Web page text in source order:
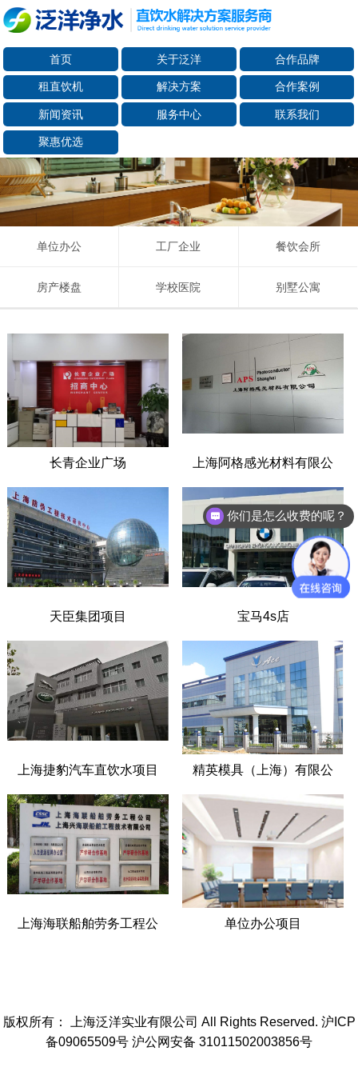
首页 关于泛洋 合作品牌
租直饮机 解决方案 合作案例
新闻资讯 服务中心 联系我们
聚惠优选
单位办公 工厂企业 餐饮会所
房产楼盘 学校医院 别墅公寓
长青企业广场 上海阿格感光材料有限公
司项目
天臣集团项目 宝马4s店
上海捷豹汽车直饮水项目 精英模具（上海）有限公
司直饮水项目
上海海联船舶劳务工程公 单位办公项目
版权所有： 上海泛洋实业有限公司 All Rights Reserved. 沪ICP
备09065509号 沪公网安备 31011502003856号
你们是怎么收费的呢？